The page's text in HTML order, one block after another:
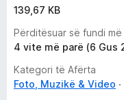
139,67 KB
Përditësuar së fundi më
4 vite më parë (6 Gus
Kategori të Afërta
Foto, Muzikë & Video